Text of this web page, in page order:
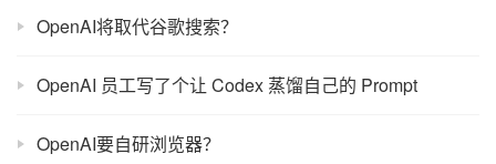
OpenAI将取代谷歌搜索？
OpenAI 员工写了个让 Codex 蒸馏自己的 Prompt
OpenAI要自研浏览器？